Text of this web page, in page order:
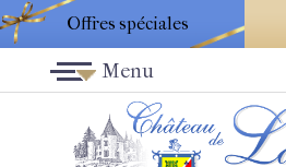
Offres spéciales
Menu